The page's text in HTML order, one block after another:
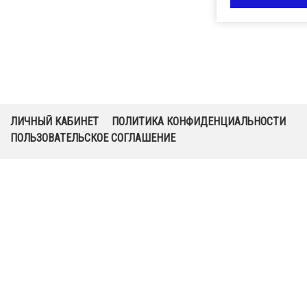
ЛИЧНЫЙ КАБИНЕТ
ПОЛИТИКА КОНФИДЕНЦИАЛЬНОСТИ
ПОЛЬЗОВАТЕЛЬСКОЕ СОГЛАШЕНИЕ